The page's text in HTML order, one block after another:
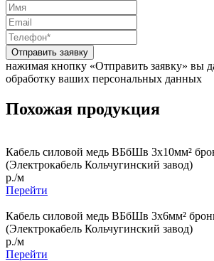
Отправить заявку
нажимая кнопку «Отправить заявку» вы
обработку ваших персональных данных
Похожая продукция
Кабель силовой медь ВБбШв 3x10мм²
(Электрокабель Кольчугинский завод)
р./м
Перейти
Кабель силовой медь ВБбШв 3x6мм²
(Электрокабель Кольчугинский завод)
р./м
Перейти